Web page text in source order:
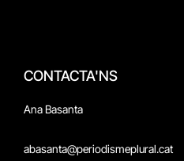
CONTACTA'NS
Ana Basanta
abasanta@periodismeplural.cat